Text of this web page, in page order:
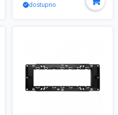
dostupno